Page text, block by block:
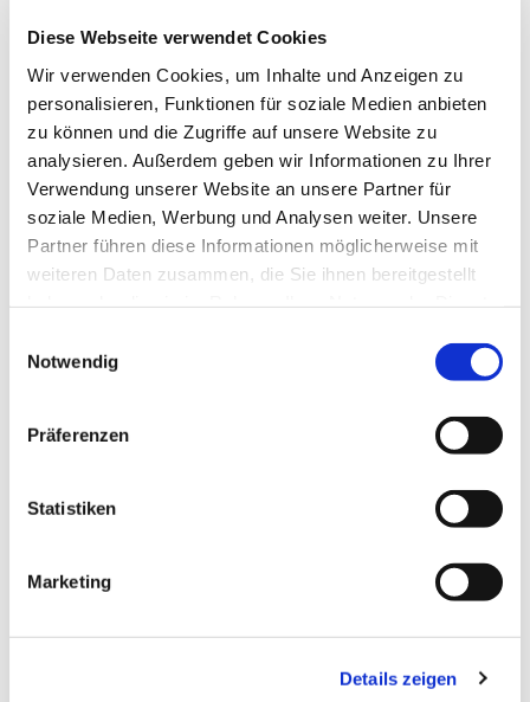
Diese Webseite verwendet Cookies
Wir verwenden Cookies, um Inhalte und Anzeigen zu
personalisieren, Funktionen für soziale Medien anbieten
zu können und die Zugriffe auf unsere Website zu
analysieren. Außerdem geben wir Informationen zu Ihrer
Verwendung unserer Website an unsere Partner für
soziale Medien, Werbung und Analysen weiter. Unsere
Partner führen diese Informationen möglicherweise mit
weiteren Daten zusammen, die Sie ihnen bereitgestellt
Notwendig
Präferenzen
Statistiken
Marketing
Details zeigen